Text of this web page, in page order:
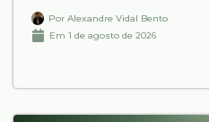
Por Alexandre Vidal Bento
Em 1 de agosto de 2026